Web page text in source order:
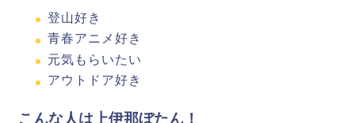
登山好き
青春アニメ好き
元気もらいたい
アウトドア好き
こんな人は上伊那ぼたん！